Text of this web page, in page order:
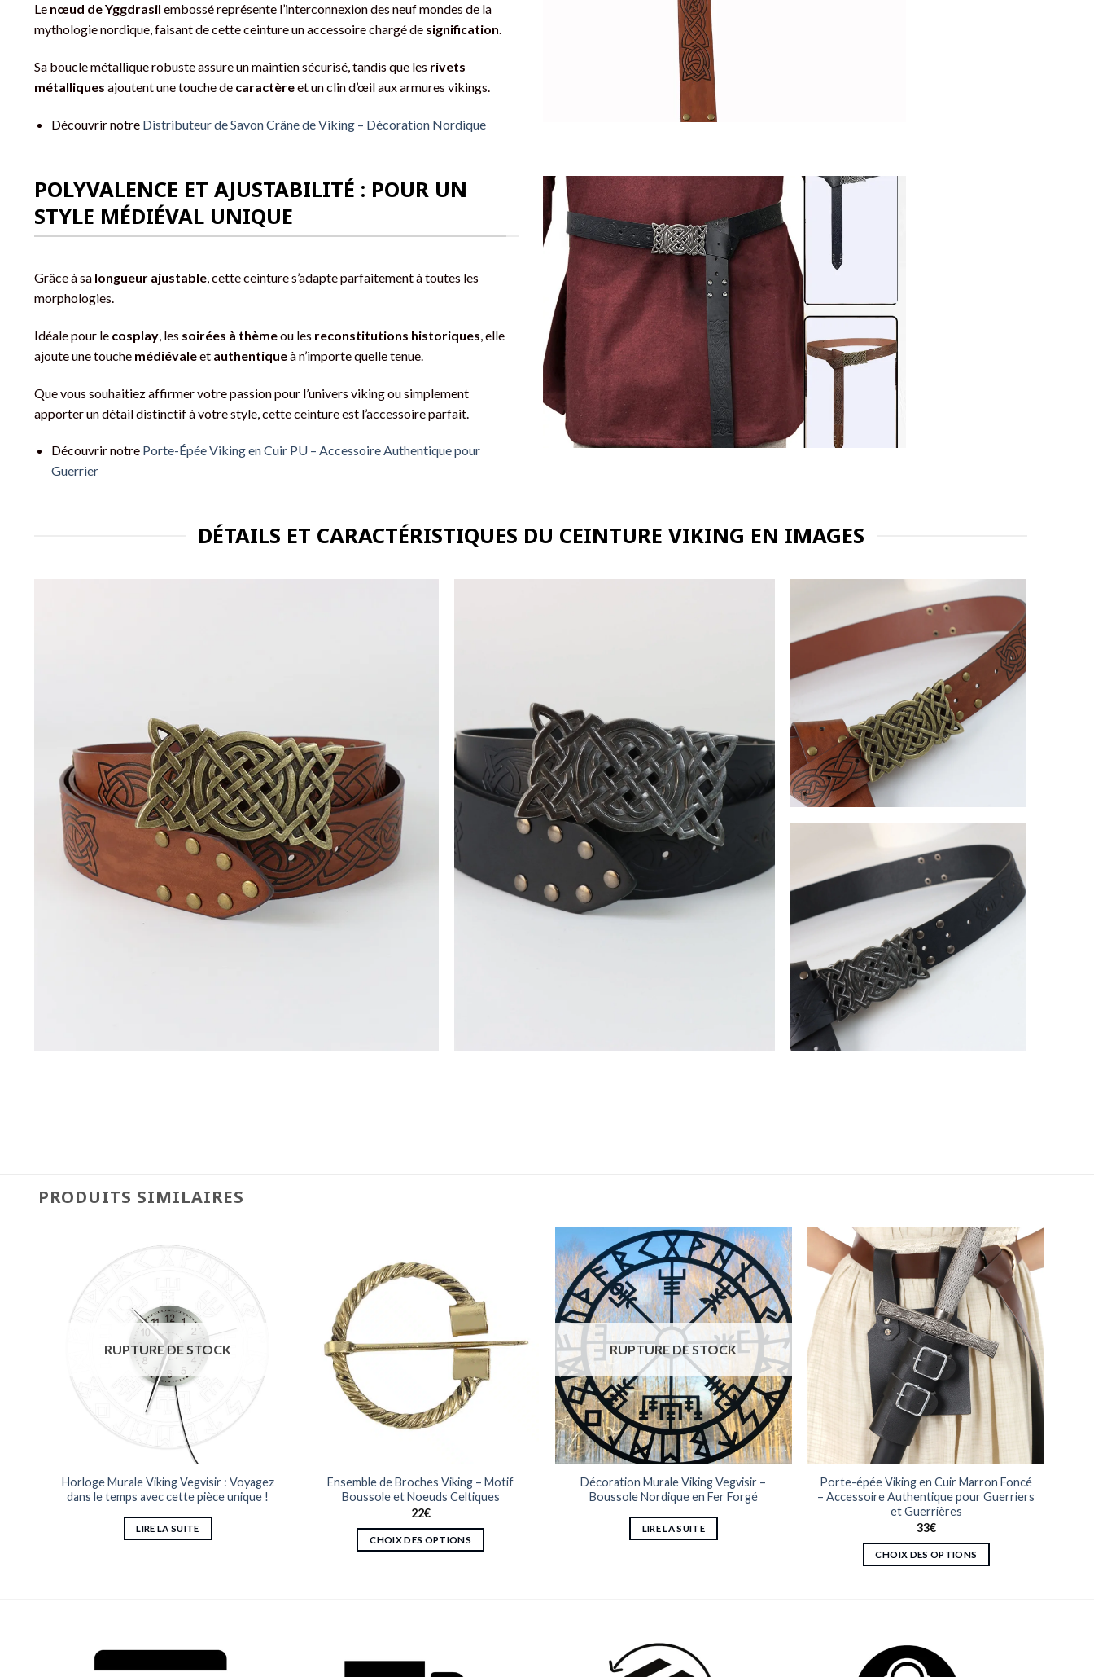
Le nœud de Yggdrasil embossé représente l’interconnexion des neuf mondes de la
mythologie nordique, faisant de cette ceinture un accessoire chargé de signification.
Sa boucle métallique robuste assure un maintien sécurisé, tandis que les rivets
métalliques ajoutent une touche de caractèreet un clin d’œil aux armures vikings.
Découvrir notre Distributeur de Savon Crâne de Viking – Décoration Nordique
POLYVALENCE ET AJUSTABILITÉ : POUR UN
STYLE MÉDIÉVAL UNIQUE
Grâce à sa longueur ajustable, cette ceinture s’adapte parfaitement à toutes les
morphologies.
Idéale pour le cosplay , les soirées à thèmeou les reconstitutions historiques , elle
ajoute une touche médiévaleet authentiqueà n’importe quelle tenue.
Que vous souhaitiez affirmer votre passion pour l’univers viking ou simplement
apporter un détail distinctif à votre style, cette ceinture est l’accessoire parfait.
Découvrir notre Porte-Épée Viking en Cuir PU – Accessoire Authentique pour
Guerrier
DÉTAILS ET CARACTÉRISTIQUES DU CEINTURE VIKING EN IMAGES
PRODUITS SIMILAIRES
RUPTURE DE STOCK
Horloge Murale Viking Vegvisir : Voyagez
dans le temps avec cette pièce unique !
LIRE LA SUITE
Ensemble de Broches Viking – Motif
Boussole et Noeuds Celtiques
22€
CHOIX DES OPTIONS
options
RUPTURE DE STOCK
Décoration Murale Viking Vegvisir –
Boussole Nordique en Fer Forgé
LIRE LA SUITE
Porte-épée Viking en Cuir Marron Foncé
– Accessoire Authentique pour Guerriers
et Guerrières
33€
CHOIX DES OPTIONS
variations.
Les